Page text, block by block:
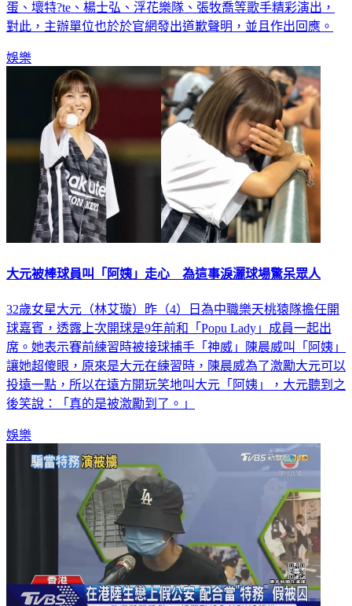
蛋、壞特?te、楊士弘、浮花樂隊、張牧喬等歌手精彩演出，
對此，主辦單位也於於官網發出道歉聲明，並且作出回應。
娛樂
大元被棒球員叫「阿姨」走心 為這事淚灑球場驚呆眾人
32歲女星大元（林艾璇）昨（4）日為中職樂天桃猿隊擔任開
球嘉賓，透露上次開球是9年前和「Popu Lady」成員一起出
席。她表示賽前練習時被接球捕手「神威」陳晨威叫「阿姨」
讓她超傻眼，原來是大元在練習時，陳晨威為了激勵大元可以
投遠一點，所以在遠方開玩笑地叫大元「阿姨」，大元聽到之
後笑說：「真的是被激勵到了。」
娛樂